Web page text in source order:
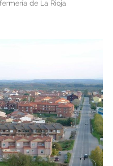
de La Rioja